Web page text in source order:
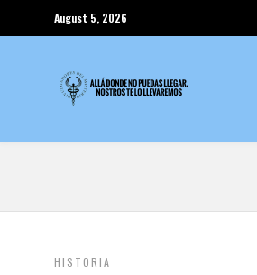
August 5, 2026
HISTORIA